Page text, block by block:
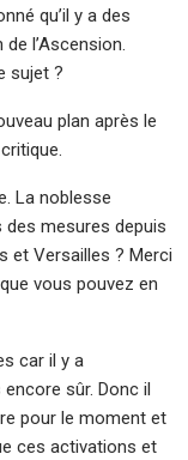
qu’il y a des
l’Ascension.
sujet ?
plan après le
La noblesse
mesures depuis
et Versailles ? Merci
vous pouvez en
car il y a
sûr. Donc il
pour le moment et
ces activations et